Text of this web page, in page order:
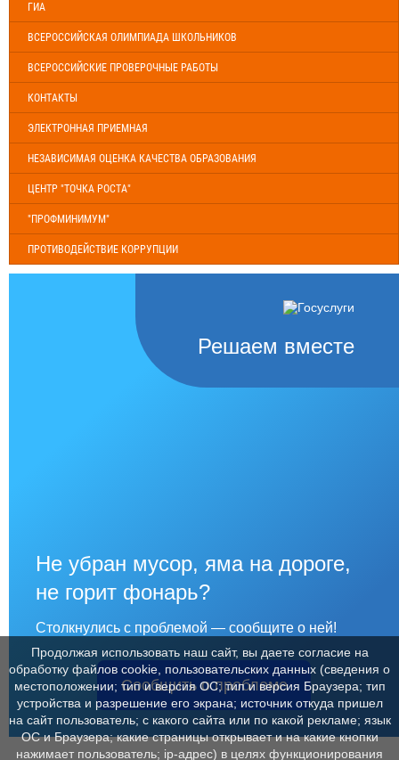
ГИА
ВСЕРОССИЙСКАЯ ОЛИМПИАДА ШКОЛЬНИКОВ
ВСЕРОССИЙСКИЕ ПРОВЕРОЧНЫЕ РАБОТЫ
КОНТАКТЫ
ЭЛЕКТРОННАЯ ПРИЕМНАЯ
НЕЗАВИСИМАЯ ОЦЕНКА КАЧЕСТВА ОБРАЗОВАНИЯ
ЦЕНТР "ТОЧКА РОСТА"
"ПРОФМИНИМУМ"
ПРОТИВОДЕЙСТВИЕ КОРРУПЦИИ
Решаем вместе
Не убран мусор, яма на дороге,
не горит фонарь?
Столкнулись с проблемой — сообщите о ней!
Сообщить о проблеме
Продолжая использовать наш сайт, вы даете согласие на
обработку файлов cookie, пользовательских данных (сведения о
местоположении; тип и версия ОС; тип и версия Браузера; тип
устройства и разрешение его экрана; источник откуда пришел
на сайт пользователь; с какого сайта или по какой рекламе; язык
ОС и Браузера; какие страницы открывает и на какие кнопки
нажимает пользователь; ip-адрес) в целях функционирования